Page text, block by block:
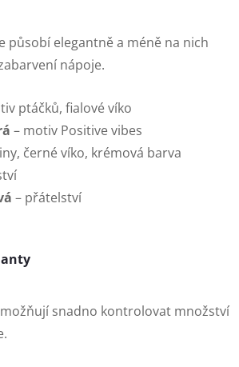
působí elegantně a méně na nich
nápoje.
ptáčků, fialové víko
– motiv Positive vibes
černé víko, krémová barva
– přátelství
snadno kontrolovat množství